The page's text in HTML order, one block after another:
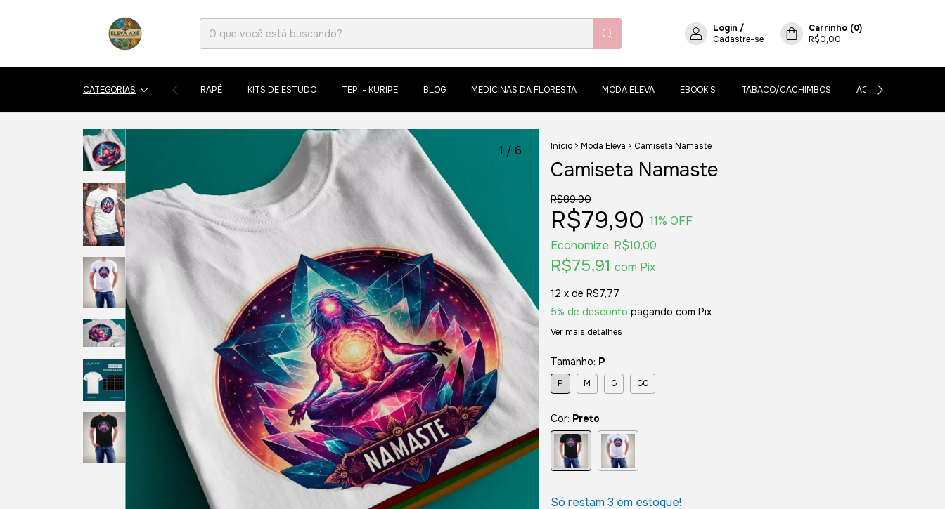
Login /
Cadastre-se
Carrinho (0)
R$0,00
CATEGORIAS RAPÉ KITS DE ESTUDO TEPI - KURIPE BLOG MEDICINAS DA FLORESTA MODA ELEVA EBOOK'S TABACO/CACHIMBOS ACESSÓRIOS
1 / 6 Início > Moda Eleva > Camiseta Namaste
Camiseta Namaste
R$89,90
R$79,90 11% OFF
Economize: R$10,00
R$75,91 com Pix
12 x de R$7,77
5% de desconto pagando com Pix
Ver mais detalhes
Tamanho: P
P M G GG
Cor: Preto
Só restam 3 em estoque!